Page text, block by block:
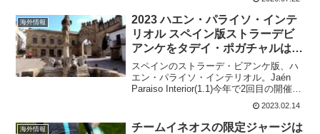
われた個人タイムトライアルにおいて、
総合表彰台を視野に入れていた...
海外情報
2023 ハエン・パライソ・インテ
リオル スペイン版ストラーデビ
アンケをタデイ・ポガチャルはど
う走ったのか?
スペインのストラーデ・ビアンケ版、ハ
エン・パライソ・インテリオル。Jaén
Paraiso Interior(1.1)今年で2回目の開催で
グラベルロードが売りだ。注目はタデ
イ・ポガチャルが2023年シーズンをスタ
ートさせるレースとして選んだ...
2023.02.14
海外情報
チームイネオスの限定ジャージは